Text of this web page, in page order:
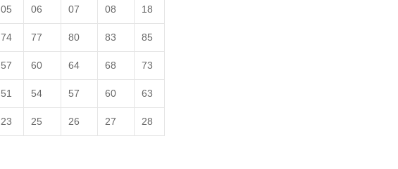
05 06 07 08 18
74 77 80 83 85
57 60 64 68 73
51 54 57 60 63
23 25 26 27 28